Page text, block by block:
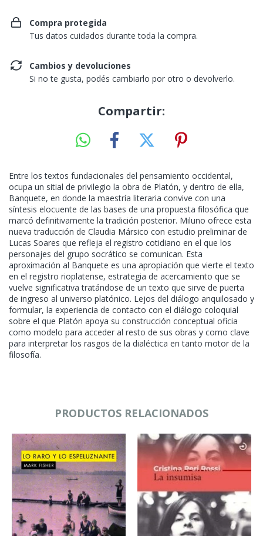
Compra protegida
Tus datos cuidados durante toda la compra.
Cambios y devoluciones
Si no te gusta, podés cambiarlo por otro o devolverlo.
Compartir:
Entre los textos fundacionales del pensamiento occidental,
ocupa un sitial de privilegio la obra de Platón, y dentro de ella,
Banquete, en donde la maestría literaria convive con una
síntesis elocuente de las bases de una propuesta filosófica que
marcó definitivamente la tradición posterior. Miluno ofrece esta
nueva traducción de Claudia Mársico con estudio preliminar de
Lucas Soares que refleja el registro cotidiano en el que los
personajes del grupo socrático se comunican. Esta
aproximación al Banquete es una apropiación que vierte el texto
en el registro rioplatense, estrategia de acercamiento que se
vuelve significativa tratándose de un texto que sirve de puerta
de ingreso al universo platónico. Lejos del diálogo anquilosado y
formular, la experiencia de contacto con el diálogo coloquial
sobre el que Platón apoya su construcción conceptual oficia
como modelo para acceder al resto de sus obras y como clave
para interpretar los rasgos de la dialéctica en tanto motor de la
filosofía.
PRODUCTOS RELACIONADOS